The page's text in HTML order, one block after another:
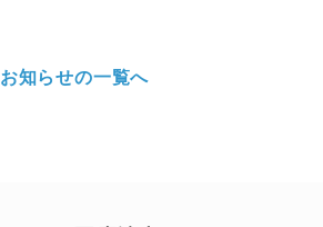
お知らせの一覧へ